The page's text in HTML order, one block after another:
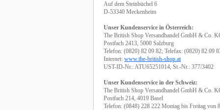
Auf dem Steinbüchel 6
D-53340 Meckenheim
Unser Kundenservice in Österreich:
The British Shop Versandhandel GmbH & Co.
Postfach 2413, 5000 Salzburg
Telefon: (0820) 82 09 82; Telefax: (0820) 82 09
Internet: www.the-british-shop.at
UST-ID-Nr.: ATU65251014, St.-Nr.: 377/3402
Unser Kundenservice in der Schweiz:
The British Shop Versandhandel GmbH & Co.
Postfach 214, 4019 Basel
Telefon: (0848) 228 222 Montag bis Freitag von